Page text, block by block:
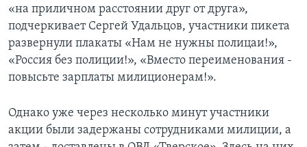
«на приличном расстоянии друг от друга»,
подчеркивает Сергей Удальцов, участники пикета
развернули плакаты «Нам не нужны полицаи!»,
«Россия без полиции!», «Вместо переименования -
повысьте зарплаты милиционерам!».
Однако уже через несколько минут участники
акции были задержаны сотрудниками милиции, а